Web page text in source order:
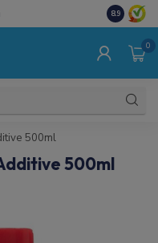
Al 15 jaar
8.9
0
500ml
500ml